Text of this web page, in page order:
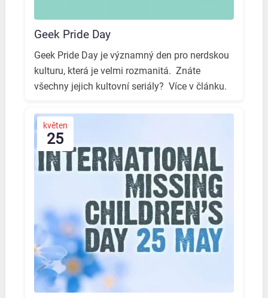
Geek Pride Day
Geek Pride Day je významný den pro nerdskou
kulturu, která je velmi rozmanitá. ️ Znáte
všechny jejich kultovní seriály? ️ Více v článku.
květen
25